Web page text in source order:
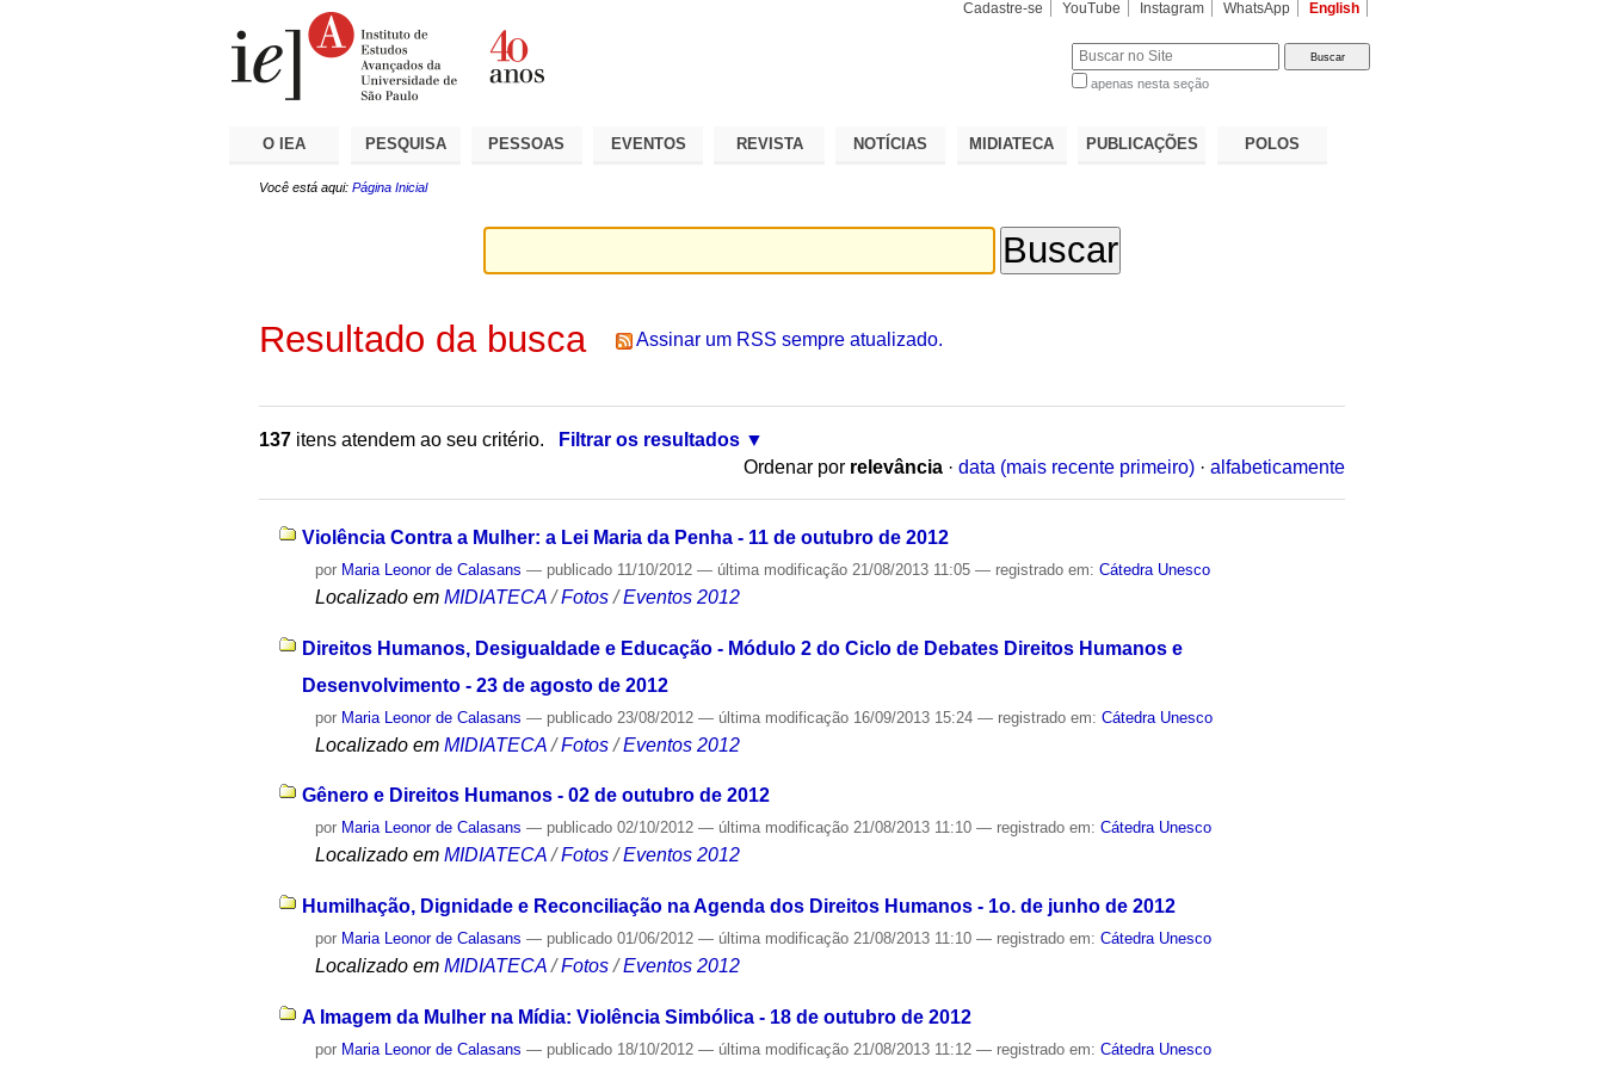
Cadastre-se YouTube Instagram WhatsApp English
apenas nesta seção
O IEA PESQUISA PESSOAS EVENTOS REVISTA NOTÍCIAS MIDIATECA PUBLICAÇÕES POLOS
Você está aqui: Página Inicial
Resultado da busca Assinar um RSS sempre atualizado.
137 itens atendem ao seu critério.
Filtrar os resultados
Ordenar por relevância · data (mais recente primeiro) · alfabeticamente
Violência Contra a Mulher: a Lei Maria da Penha - 11 de outubro de 2012
por Maria Leonor de Calasans — publicado 11/10/2012— última modificação 21/08/2013 11:05— registrado em:Cátedra Unesco
Localizado em MIDIATECA /Fotos /Eventos 2012
Direitos Humanos, Desigualdade e Educação - Módulo 2 do Ciclo de Debates Direitos Humanos e
Desenvolvimento - 23 de agosto de 2012
por Maria Leonor de Calasans — publicado 23/08/2012— última modificação 16/09/2013 15:24— registrado em:Cátedra Unesco
Localizado em MIDIATECA /Fotos /Eventos 2012
Gênero e Direitos Humanos - 02 de outubro de 2012
por Maria Leonor de Calasans — publicado 02/10/2012— última modificação 21/08/2013 11:10— registrado em:Cátedra Unesco
Localizado em MIDIATECA /Fotos /Eventos 2012
Humilhação, Dignidade e Reconciliação na Agenda dos Direitos Humanos - 1o. de junho de 2012
por Maria Leonor de Calasans — publicado 01/06/2012— última modificação 21/08/2013 11:10— registrado em:Cátedra Unesco
Localizado em MIDIATECA /Fotos /Eventos 2012
A Imagem da Mulher na Mídia: Violência Simbólica - 18 de outubro de 2012
por Maria Leonor de Calasans — publicado 18/10/2012— última modificação 21/08/2013 11:12— registrado em:Cátedra Unesco